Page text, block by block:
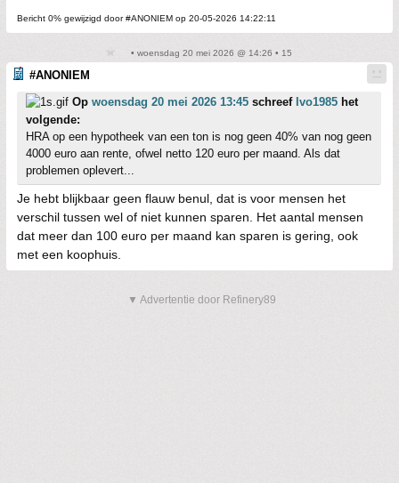
Bericht 0% gewijzigd door #ANONIEM op 20-05-2026 14:22:11
• woensdag 20 mei 2026 @ 14:26 • 15
#ANONIEM
Op woensdag 20 mei 2026 13:45 schreef Ivo1985 het
volgende:
HRA op een hypotheek van een ton is nog geen 40% van nog geen
4000 euro aan rente, ofwel netto 120 euro per maand. Als dat
problemen oplevert...
Je hebt blijkbaar geen flauw benul, dat is voor mensen het
verschil tussen wel of niet kunnen sparen. Het aantal mensen
dat meer dan 100 euro per maand kan sparen is gering, ook
met een koophuis.
▼ Advertentie door Refinery89